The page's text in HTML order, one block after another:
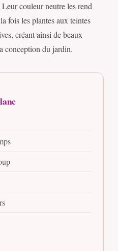
couleur neutre les rend
fois les plantes aux teintes
créant ainsi de beaux
conception du jardin.